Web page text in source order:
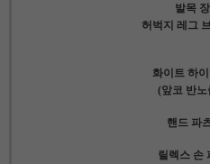
발목
허벅지 레그
화이트 하
(앞코 반노
핸드 파
릴렉스 손